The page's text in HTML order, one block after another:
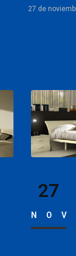
27 de
27
NOV